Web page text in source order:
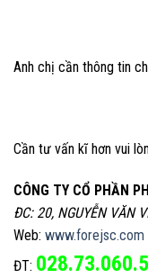
Anh chị cần thông tin
Cần tư vấn kĩ hơn vui
CÔNG TY CỔ PHẦN
ĐC: 20, NGUYỄN VĂN
Web: www.forejsc.com
ĐT: